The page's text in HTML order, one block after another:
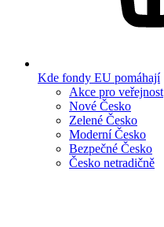
Kde fondy EU pomáhají
Akce pro veřejnost
Nové Česko
Zelené Česko
Moderní Česko
Bezpečné Česko
Česko netradičně